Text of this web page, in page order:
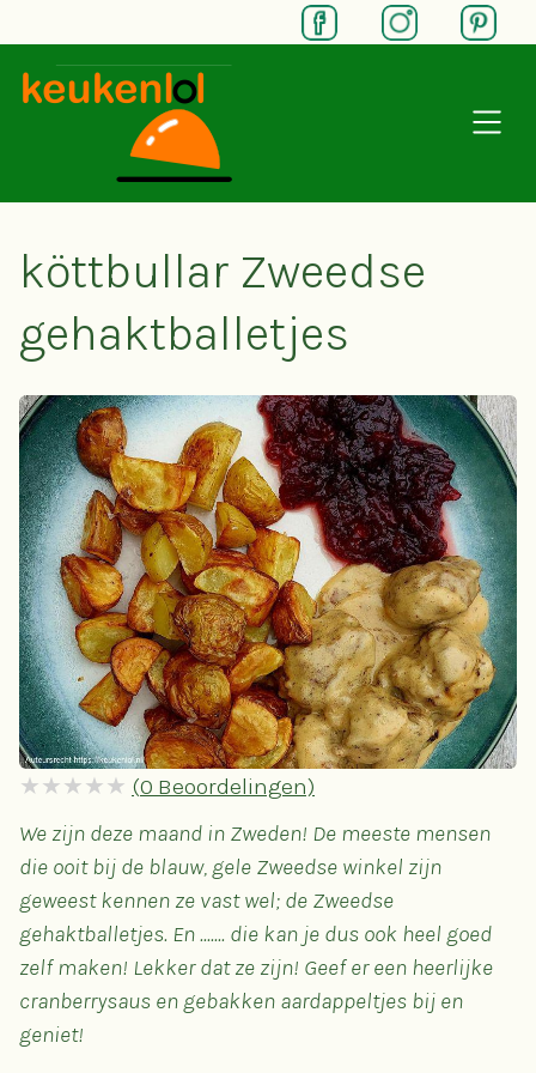
SKIP TO MAIN CONTENT
köttbullar Zweedse
gehaktballetjes
(0 Beoordelingen)
We zijn deze maand in Zweden! De meeste mensen
die ooit bij de blauw, gele Zweedse winkel zijn
geweest kennen ze vast wel; de Zweedse
gehaktballetjes. En ....... die kan je dus ook heel goed
zelf maken! Lekker dat ze zijn! Geef er een heerlijke
cranberrysaus en gebakken aardappeltjes bij en
geniet!